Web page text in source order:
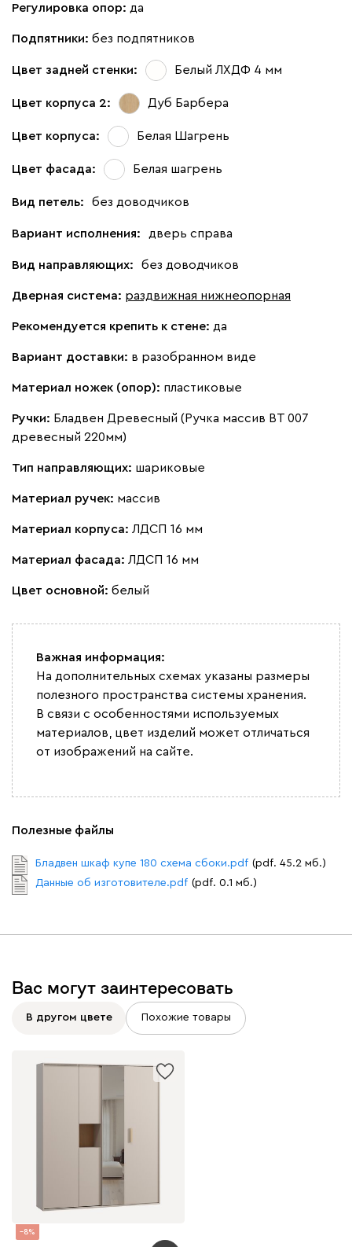
Регулировка опор: да
Подпятники: без подпятников
Цвет задней стенки: Белый ЛХДФ 4 мм
Цвет корпуса 2: Дуб Барбера
Цвет корпуса: Белая Шагрень
Цвет фасада: Белая шагрень
Вид петель: без доводчиков
Вариант исполнения: дверь справа
Вид направляющих: без доводчиков
Дверная система: раздвижная нижнеопорная
Рекомендуется крепить к стене: да
Вариант доставки: в разобранном виде
Материал ножек (опор): пластиковые
Ручки: Бладвен Древесный (Ручка массив ВТ 007
древесный 220мм)
Тип направляющих: шариковые
Материал ручек: массив
Материал корпуса: ЛДСП 16 мм
Материал фасада: ЛДСП 16 мм
Цвет основной: белый
Важная информация:
На дополнительных схемах указаны размеры
полезного пространства системы хранения.
​В связи с особенностями используемых
материалов, цвет изделий может отличаться
от изображений на сайте.
Полезные файлы
Бладвен шкаф купе 180 схема сбоки.pdf (pdf. 45.2 мб.)
Данные об изготовителе.pdf (pdf. 0.1 мб.)
Вас могут заинтересовать
В другом цвете Похожие товары
8